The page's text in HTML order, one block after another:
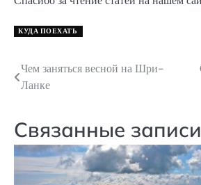
КУДА ПОЕХАТЬ
Навигация
записям
Чем заняться весной на Шри-
Ланке
Связанные записи